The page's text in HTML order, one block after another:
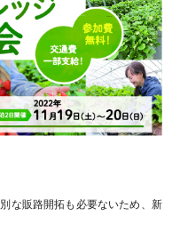
な販路開拓も必要ないため、新